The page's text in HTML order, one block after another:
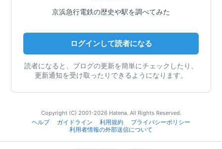
京浜急行電鉄の歴史や駅を調べてみた
ログインして読者になる
読者になると、ブログの更新を簡単にチェックしたり、
更新通知を受け取ったりできるようになります。
Copyright (C) 2001-2026 Hatena. All Rights Reserved.
ヘルプ
ガイドライン 利用規約
プライバシーポリシー
利用者情報の外部送信について